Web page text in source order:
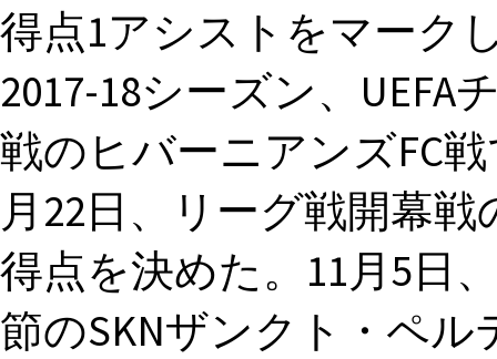
得点1アシストをマーク
2017-18シーズン、
戦のヒバーニアンズFC
月22日、リーグ戦開幕
得点を決めた。11月5日
節のSKNザンクト・ペ